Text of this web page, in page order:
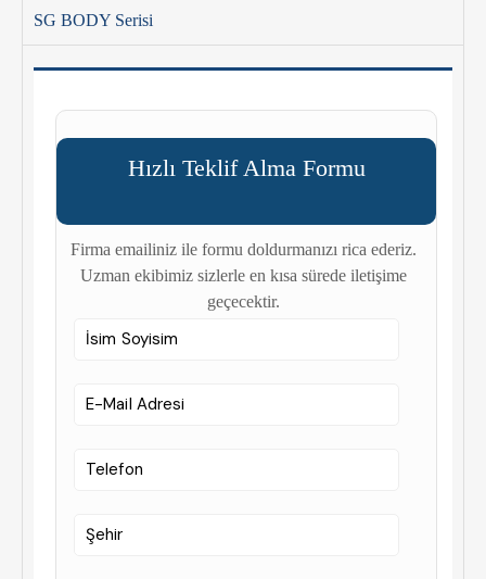
SG BODY Serisi
Hızlı Teklif Alma Formu
Firma emailiniz ile formu doldurmanızı rica ederiz.
Uzman ekibimiz sizlerle en kısa sürede iletişime
geçecektir.